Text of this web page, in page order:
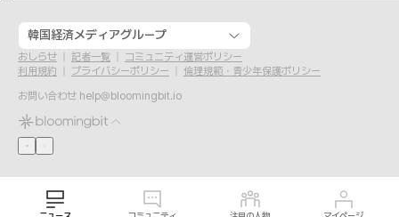
韓国経済メディアグループ
おしらせ 記者一覧
コミュニティ運営ポリシー
利用規約
プライバシーポリシー
倫理規範・青少年保護ポリシー
お問い合わせ help@bloomingbit.io
ニュース コミュニティ 注目の人物 マイページ